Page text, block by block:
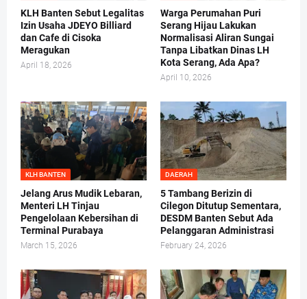
KLH Banten Sebut Legalitas
Izin Usaha JDEYO Billiard
dan Cafe di Cisoka
Meragukan
April 18, 2026
Warga Perumahan Puri
Serang Hijau Lakukan
Normalisasi Aliran Sungai
Tanpa Libatkan Dinas LH
Kota Serang, Ada Apa?
April 10, 2026
KLH BANTEN
Jelang Arus Mudik Lebaran,
Menteri LH Tinjau
Pengelolaan Kebersihan di
Terminal Purabaya
March 15, 2026
DAERAH
5 Tambang Berizin di
Cilegon Ditutup Sementara,
DESDM Banten Sebut Ada
Pelanggaran Administrasi
February 24, 2026